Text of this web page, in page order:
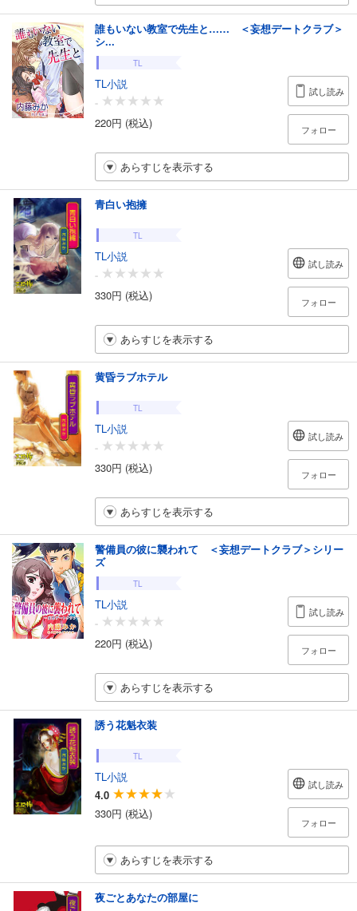
誰もいない教室で先生と…… ＜妄想デートクラブ＞
シ...
TL
TL小説
-
220円 (税込)
試し読み
フォロー
あらすじを表示する
青白い抱擁
TL
TL小説
-
330円 (税込)
試し読み
フォロー
あらすじを表示する
黄昏ラブホテル
TL
TL小説
-
330円 (税込)
試し読み
フォロー
あらすじを表示する
警備員の彼に襲われて ＜妄想デートクラブ＞シリー
ズ
TL
TL小説
-
220円 (税込)
試し読み
フォロー
あらすじを表示する
誘う花魁衣装
TL
TL小説
4.0
330円 (税込)
試し読み
フォロー
あらすじを表示する
夜ごとあなたの部屋に